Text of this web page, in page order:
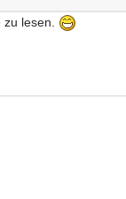
lesen.